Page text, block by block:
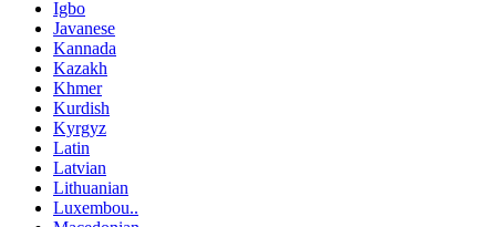
Igbo
Javanese
Kannada
Kazakh
Khmer
Kurdish
Kyrgyz
Latin
Latvian
Lithuanian
Luxembou..